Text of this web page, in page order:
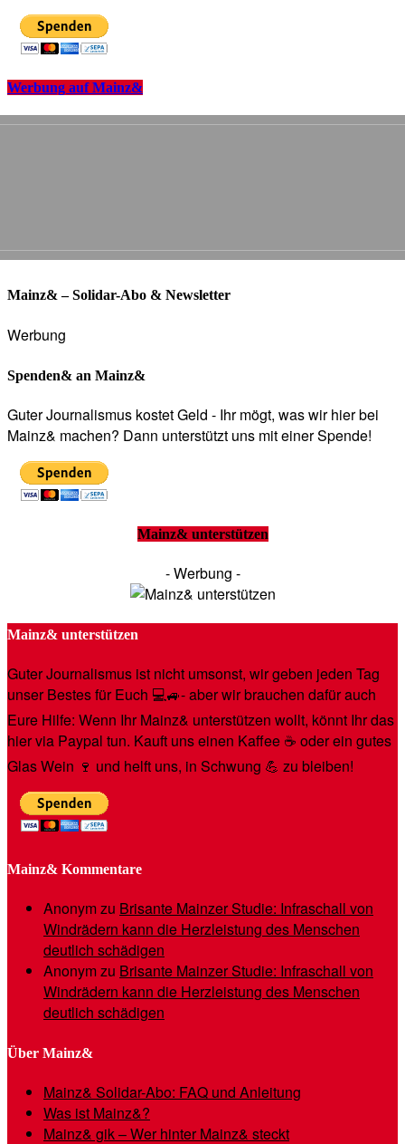
Werbung auf Mainz&
Mainz& – Solidar-Abo & Newsletter
Werbung
Spenden& an Mainz&
Guter Journalismus kostet Geld - Ihr mögt, was wir hier bei
Mainz& machen? Dann unterstützt uns mit einer Spende!
Mainz& unterstützen
- Werbung -
Mainz& unterstützen
Guter Journalismus ist nicht umsonst, wir geben jeden Tag
unser Bestes für Euch 💻🚙- aber wir brauchen dafür auch
Eure Hilfe: Wenn Ihr Mainz& unterstützen wollt, könnt Ihr das
hier via Paypal tun. Kauft uns einen Kaffee ☕️ oder ein gutes
Glas Wein 🍷 und helft uns, in Schwung 💪 zu bleiben!
Mainz& Kommentare
Anonymzu Brisante Mainzer Studie: Infraschall von
Windrädern kann die Herzleistung des Menschen
deutlich schädigen
Anonymzu Brisante Mainzer Studie: Infraschall von
Windrädern kann die Herzleistung des Menschen
deutlich schädigen
Über Mainz&
Mainz& Solidar-Abo: FAQ und Anleitung
Was ist Mainz&?
Mainz& gik – Wer hinter Mainz& steckt